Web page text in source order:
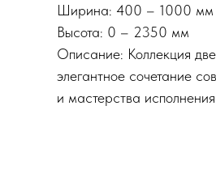
Ширина: 400 – 1000 мм
Высота: 0 – 2350 мм
Описание: Коллекция
элегантное сочетание
и мастерства исполнения.